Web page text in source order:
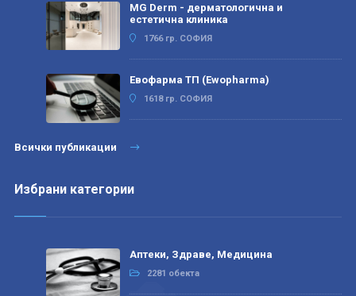
MG Derm - дерматологична и
естетична клиника
1766 гр. СОФИЯ
Евофарма ТП (Ewopharma)
1618 гр. СОФИЯ
Всички публикации
Избрани категории
Аптеки, Здраве, Медицина
2281 обекта